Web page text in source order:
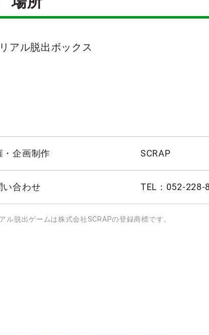
アル脱出ボックス
・企画制作 SCRAP
い合わせ TEL：052-228-
ル脱出ゲームは株式会社SCRAPの登録商標です。